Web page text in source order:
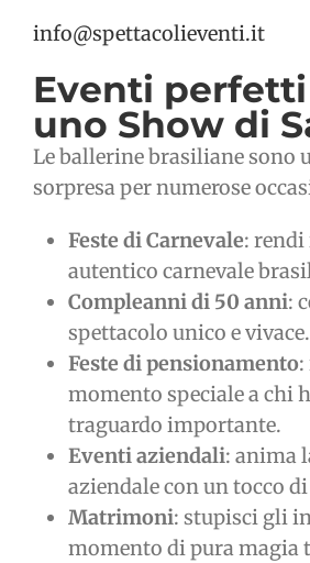
info@spettacolieventi.it
Eventi
uno Show di
Le ballerine brasiliane sono
sorpresa per numerose
Feste di Carnevale:
autentico carnevale
Compleanni di 50 anni:
spettacolo unico e vivace.
Feste di pensionamento:
momento speciale a chi
traguardo importante.
Eventi aziendali: anima
aziendale con un tocco
Matrimoni: stupisci gli
momento di pura magia